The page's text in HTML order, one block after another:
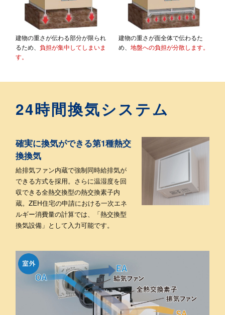
建物の重さが伝わる部分が限られ
るため、 負担が集中してしまいま
す。
建物の重さが面全体で伝わるた
め、 地盤への負担が分散します。
24時間換気システム
確実に換気ができる第1種熱交
換換気
給排気ファン内蔵で強制同時給排気が
できる方式を採用。 さらに温湿度を回
収できる全熱交換型の熱交換素子内
蔵。ZEH住宅の申請における一次エネ
ルギー消費量の計算では、「熱交換型
換気設備」として入力可能です。